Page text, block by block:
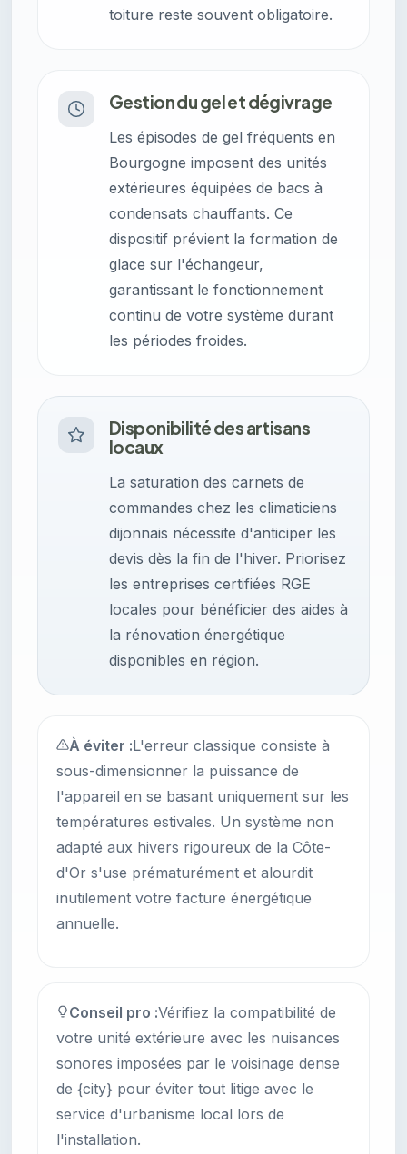
toiture reste souvent obligatoire.
Gestion du gel et dégivrage
Les épisodes de gel fréquents en
Bourgogne imposent des unités
extérieures équipées de bacs à
condensats chauffants. Ce
dispositif prévient la formation de
glace sur l'échangeur,
garantissant le fonctionnement
continu de votre système durant
les périodes froides.
Disponibilité des artisans
locaux
La saturation des carnets de
commandes chez les climaticiens
dijonnais nécessite d'anticiper les
devis dès la fin de l'hiver. Priorisez
les entreprises certifiées RGE
locales pour bénéficier des aides à
la rénovation énergétique
disponibles en région.
À éviter :L'erreur classique consiste à
sous-dimensionner la puissance de
l'appareil en se basant uniquement sur les
températures estivales. Un système non
adapté aux hivers rigoureux de la Côte-
d'Or s'use prématurément et alourdit
inutilement votre facture énergétique
annuelle.
Conseil pro :Vérifiez la compatibilité de
votre unité extérieure avec les nuisances
sonores imposées par le voisinage dense
de {city} pour éviter tout litige avec le
service d'urbanisme local lors de
l'installation.